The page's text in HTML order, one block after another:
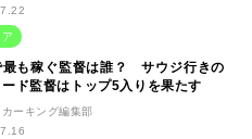
ア
最も稼ぐ監督は誰？ サウジ行きの
ド監督はトップ5入りを果たす
ーキング編集部